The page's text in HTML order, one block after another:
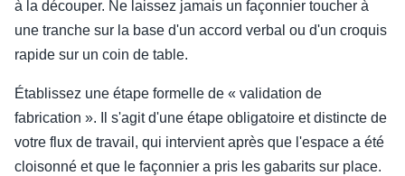
à la découper. Ne laissez jamais un façonnier toucher à
une tranche sur la base d'un accord verbal ou d'un croquis
rapide sur un coin de table.
Établissez une étape formelle de « validation de
fabrication ». Il s'agit d'une étape obligatoire et distincte de
votre flux de travail, qui intervient après que l'espace a été
cloisonné et que le façonnier a pris les gabarits sur place.